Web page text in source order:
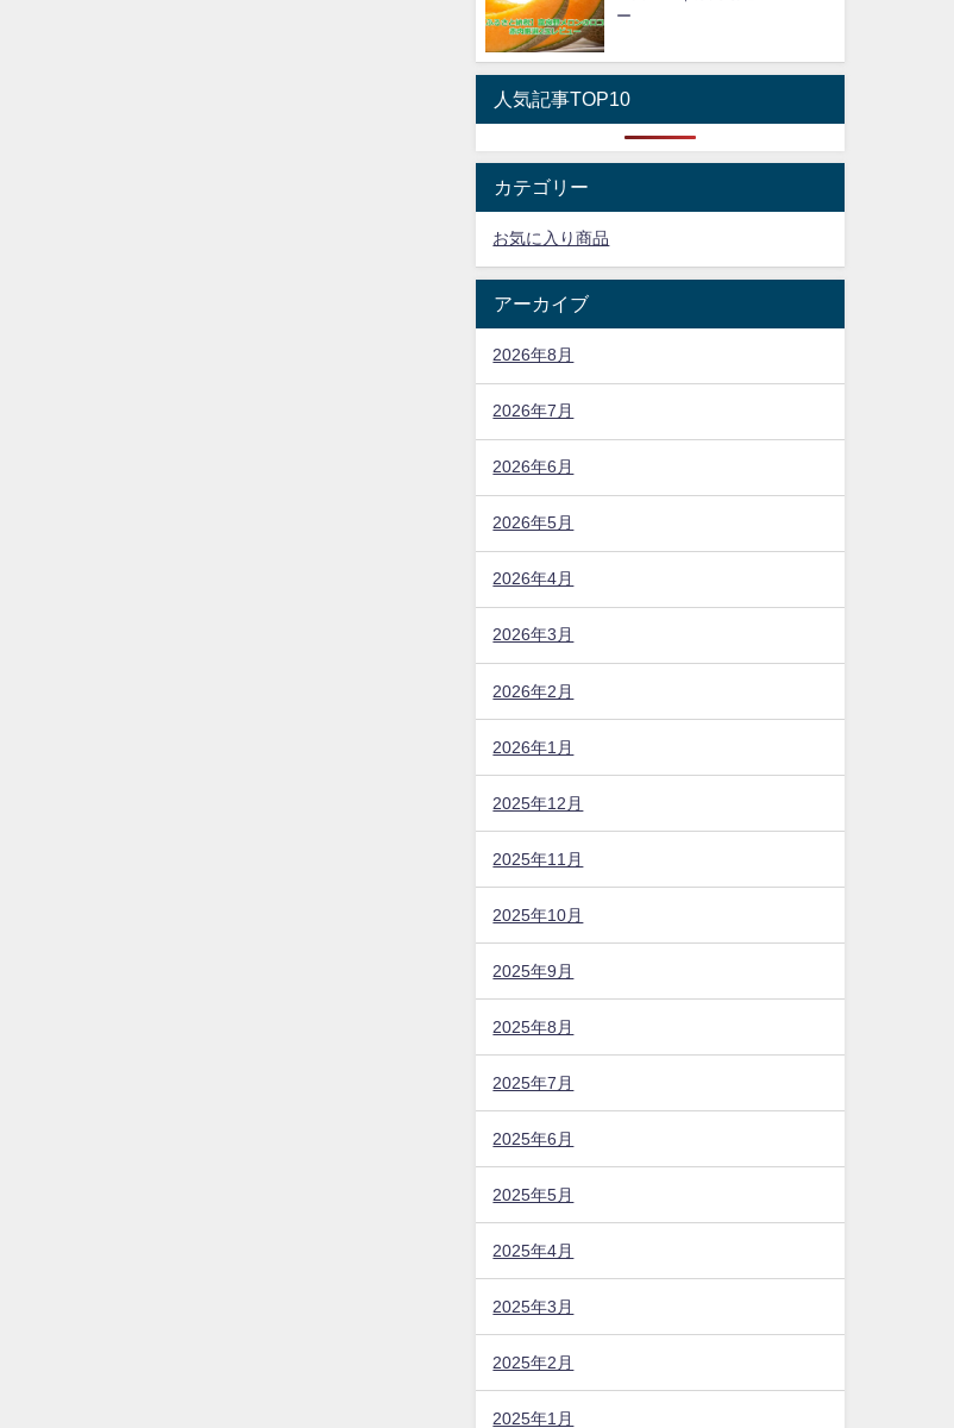
ー
人気記事TOP10
カテゴリー
お気に入り商品
アーカイブ
2026年8月
2026年7月
2026年6月
2026年5月
2026年4月
2026年3月
2026年2月
2026年1月
2025年12月
2025年11月
2025年10月
2025年9月
2025年8月
2025年7月
2025年6月
2025年5月
2025年4月
2025年3月
2025年2月
2025年1月